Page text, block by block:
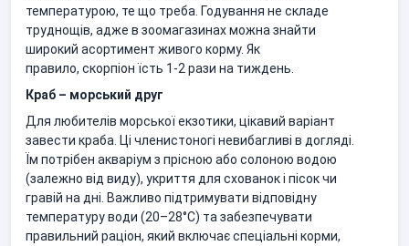
температурою, те що треба. Годування не складе
труднощів, адже в зоомагазинах можна знайти
широкий асортимент живого корму. Як
правило, скорпіон їсть 1-2 рази на тиждень.
Краб – морський друг
Для любителів морської екзотики, цікавий варіант
завести краба. Ці членистоногі невибагливі в догляді.
Їм потрібен акваріум з прісною або солоною водою
(залежно від виду), укриття для схованок і пісок чи
гравій на дні. Важливо підтримувати відповідну
температуру води (20–28°C) та забезпечувати
правильний раціон, який включає спеціальні корми,